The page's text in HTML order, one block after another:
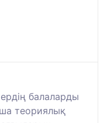
балаларды
теориялық